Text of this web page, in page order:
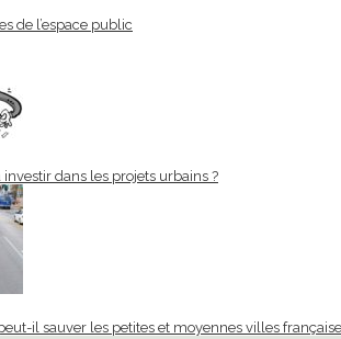
de l’espace public
dans les projets urbains ?
il sauver les petites et moyennes villes